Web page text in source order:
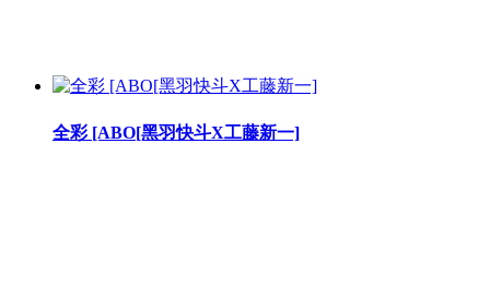
全彩 [ABO[黑羽快斗X工藤新一]